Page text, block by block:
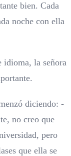
bien. Cada
noche con ella
idioma, la señora
diciendo: -
no creo que
pero
que ella se